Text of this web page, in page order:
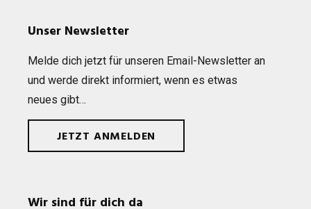
Unser Newsletter
Melde dich jetzt für unse­ren Email-News­let­ter an
und werde direkt infor­miert, wenn es etwas
neues gibt…
JETZT ANMELDEN
Wir sind für dich da